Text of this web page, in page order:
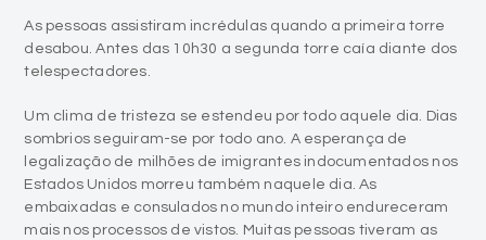
As pessoas assistiram incrédulas quando a primeira torre
desabou. Antes das 10h30 a segunda torre caía diante dos
telespectadores.
Um clima de tristeza se estendeu por todo aquele dia. Dias
sombrios seguiram-se por todo ano. A esperança de
legalização de milhões de imigrantes indocumentados nos
Estados Unidos morreu também naquele dia. As
embaixadas e consulados no mundo inteiro endureceram
mais nos processos de vistos. Muitas pessoas tiveram as